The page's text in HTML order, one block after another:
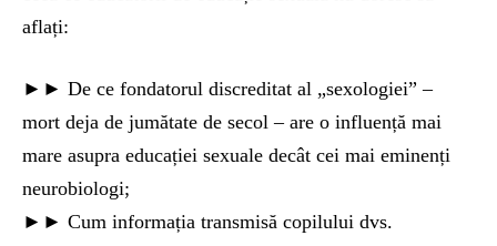
aflați:
►► De ce fondatorul discreditat al „sexologiei” –
mort deja de jumătate de secol – are o influență mai
mare asupra educației sexuale decât cei mai eminenți
neurobiologi;
►► Cum informația transmisă copilului dvs.